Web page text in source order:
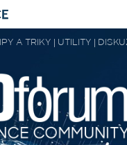
A TRIKY | UTILITY |